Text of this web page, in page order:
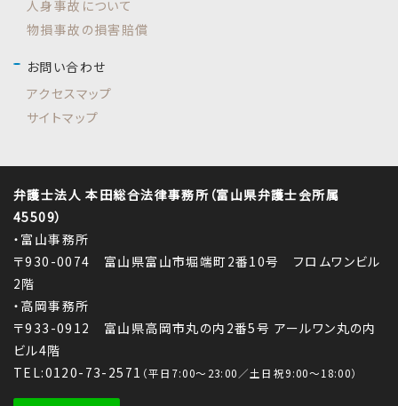
人身事故について
物損事故の損害賠償
お問い合わせ
アクセスマップ
サイトマップ
弁護士法人 本田総合法律事務所（富山県弁護士会所属
45509）
・富山事務所
〒930-0074 富山県富山市堀端町2番10号 フロムワンビル
2階
・高岡事務所
〒933-0912 富山県高岡市丸の内2番5号 アールワン丸の内
ビル4階
TEL:0120-73-2571 （平日7:00～23:00／土日祝9:00～18:00）